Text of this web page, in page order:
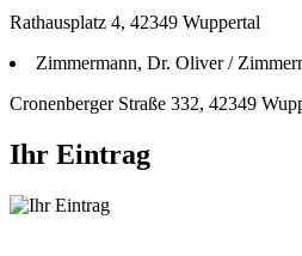
Rathausplatz 4, 42349 Wuppertal
Zimmermann, Dr. Oliver /
Cronenberger Straße 332, 42349
Ihr Eintrag